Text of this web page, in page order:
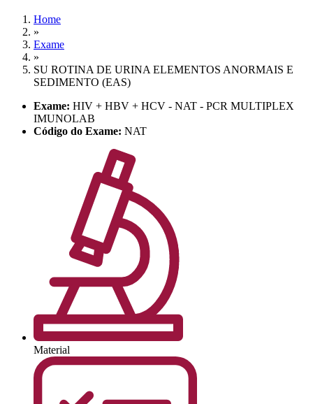
Home
»
Exame
»
SU ROTINA DE URINA ELEMENTOS ANORMAIS E
SEDIMENTO (EAS)
Exame: HIV + HBV + HCV - NAT - PCR MULTIPLEX
IMUNOLAB
Código do Exame: NAT
Material